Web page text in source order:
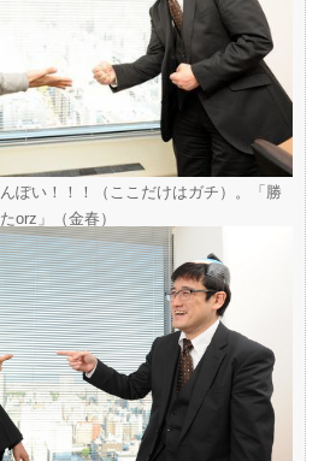
ぽい！！！（ここだけはガチ）。「勝
orz」（金春）